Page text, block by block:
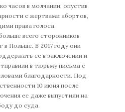
часов в молчании, опустив
с жертвами абортов,
права голоса.
всего сторонников
в Польше. В 2017 году они
ее в заключении и
в тюрьму письма с
благодарности. Под
10 июня после
ее даже выпустили на
до суда.